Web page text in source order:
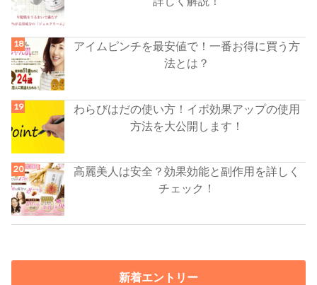
アイムピンチを最安値で！一番お得に買う方
法とは？
わらびはだの使い方！イボ効果アップの使用
方法を大公開します！
高麗美人は安全？効果効能と副作用を詳しく
チェック！
新着エントリー